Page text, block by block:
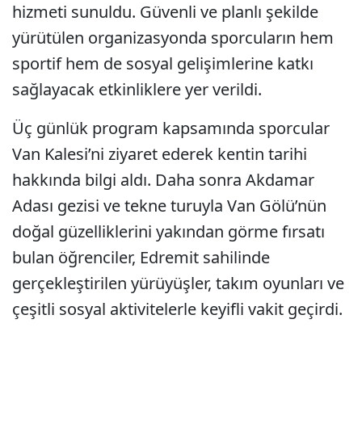
hizmeti sunuldu. Güvenli ve planlı şekilde
yürütülen organizasyonda sporcuların hem
sportif hem de sosyal gelişimlerine katkı
sağlayacak etkinliklere yer verildi.
Üç günlük program kapsamında sporcular
Van Kalesi’ni ziyaret ederek kentin tarihi
hakkında bilgi aldı. Daha sonra Akdamar
Adası gezisi ve tekne turuyla Van Gölü’nün
doğal güzelliklerini yakından görme fırsatı
bulan öğrenciler, Edremit sahilinde
gerçekleştirilen yürüyüşler, takım oyunları ve
çeşitli sosyal aktivitelerle keyifli vakit geçirdi.